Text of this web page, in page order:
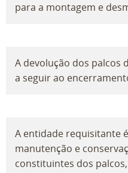
para a montagem e
A devolução dos palcos
a seguir ao
A entidade requisitante
manutenção e
constituintes dos